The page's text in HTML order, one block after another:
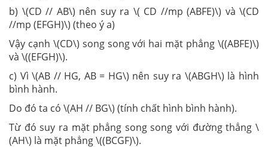
b) \(CD // AB\) nên suy ra \( CD //mp (ABFE)\) và \(CD
//mp (EFGH)\) (theo ý a)
Vậy cạnh \(CD\) song song với hai mặt phẳng \((ABFE)\)
và \((EFGH)\).
c) Vì \(AB // HG, AB = HG\) nên suy ra \(ABGH\) là hình
bình hành.
Do đó ta có \(AH // BG\) (tính chất hình bình hành).
Từ đó suy ra mặt phẳng song song với đường thẳng \
(AH\) là mặt phẳng \((BCGF)\).